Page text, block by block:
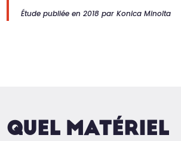
Étude publiée en 2018 par Konica Minolta
QUEL MATÉRIEL